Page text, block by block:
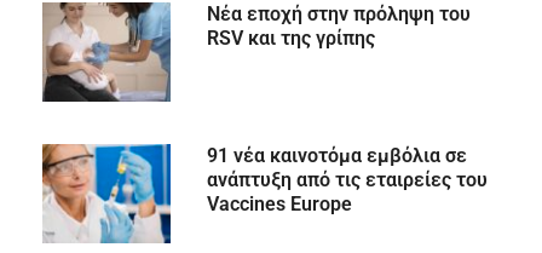
Νέα εποχή στην πρόληψη του
RSV και της γρίπης
91 νέα καινοτόμα εμβόλια σε
ανάπτυξη από τις εταιρείες του
Vaccines Europe